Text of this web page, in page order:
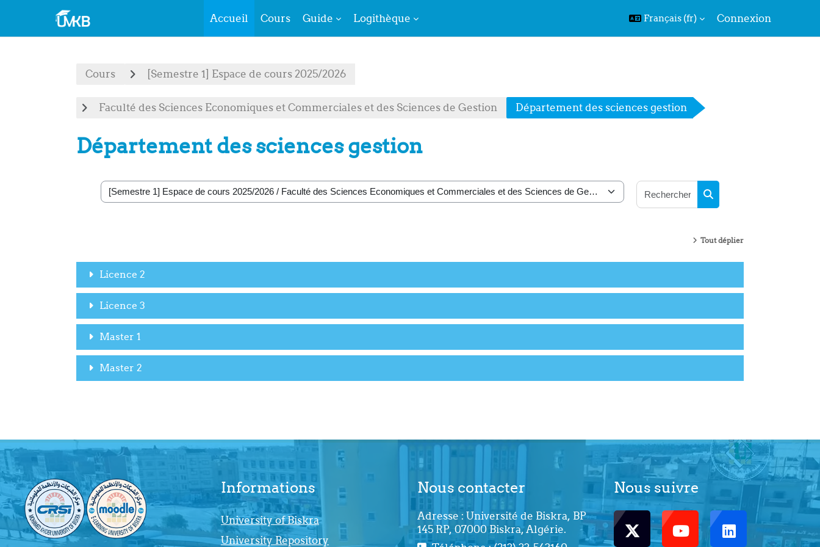
Accueil Cours Guide Logithèque Français ‎(fr)‎ Connexion
Cours [Semestre 1] Espace de cours 2025/2026
Faculté des Sciences Economiques et Commerciales et des Sciences de Gestion Département des sciences gestion
Département des sciences gestion
Catégories de cours
Rechercher des cours
Tout déplier
Licence 2
Licence 3
Master 1
Master 2
Informations
University of Biskra
University Repository
Nous contacter
Adresse : Université de Biskra, BP
145 RP, 07000 Biskra, Algérie.
Nous suivre